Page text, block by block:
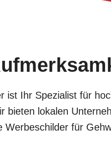
ist Ihr Spezialist für
bieten lokalen
Werbeschilder für